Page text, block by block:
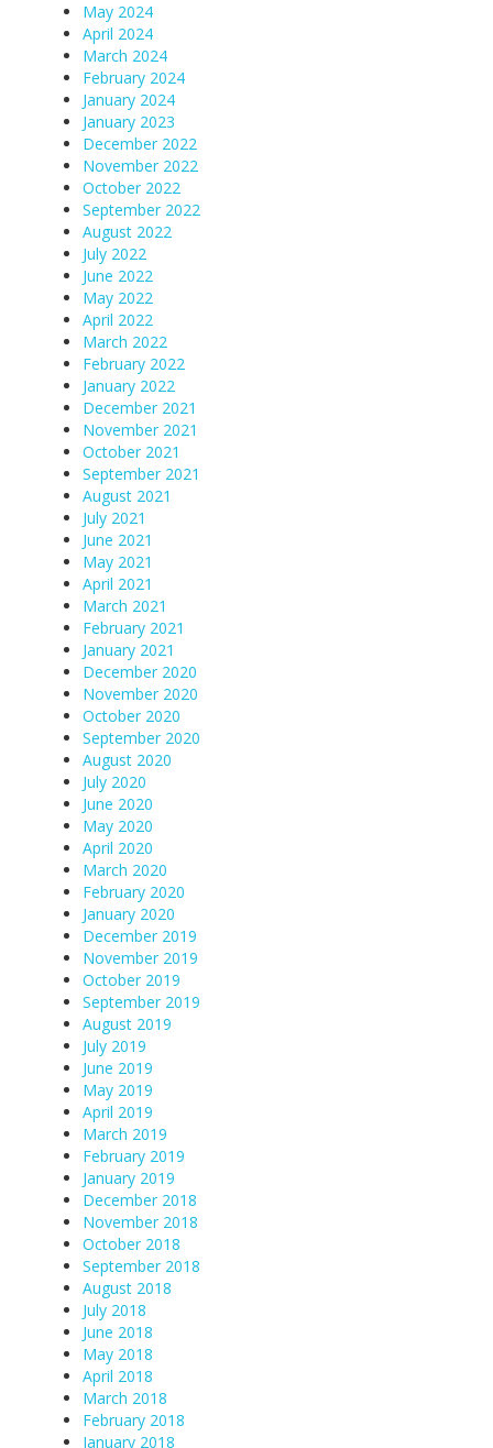
May 2024
April 2024
March 2024
February 2024
January 2024
January 2023
December 2022
November 2022
October 2022
September 2022
August 2022
July 2022
June 2022
May 2022
April 2022
March 2022
February 2022
January 2022
December 2021
November 2021
October 2021
September 2021
August 2021
July 2021
June 2021
May 2021
April 2021
March 2021
February 2021
January 2021
December 2020
November 2020
October 2020
September 2020
August 2020
July 2020
June 2020
May 2020
April 2020
March 2020
February 2020
January 2020
December 2019
November 2019
October 2019
September 2019
August 2019
July 2019
June 2019
May 2019
April 2019
March 2019
February 2019
January 2019
December 2018
November 2018
October 2018
September 2018
August 2018
July 2018
June 2018
May 2018
April 2018
March 2018
February 2018
January 2018